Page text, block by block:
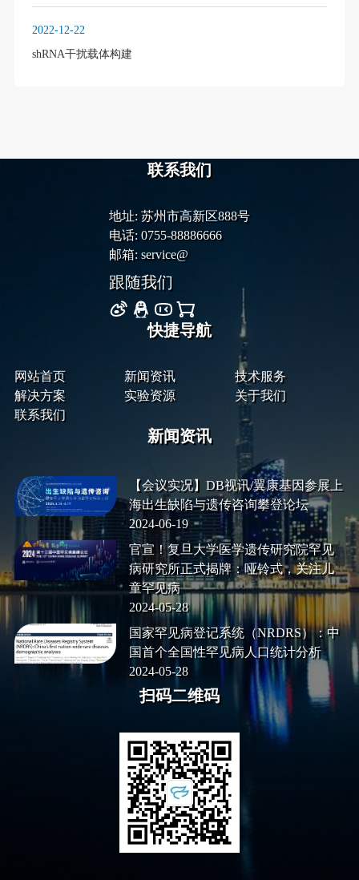
2022-12-22
shRNA干扰载体构建
联系我们
地址: 苏州市高新区888号
电话: 0755-88886666
邮箱: service@
跟随我们
快捷导航
网站首页 新闻资讯
技术服务
解决方案
实验资源
关于我们
联系我们
新闻资讯
【会议实况】DB视讯/翼康基因参展上
海出生缺陷与遗传咨询攀登论坛
2024-06-19
官宣！复旦大学医学遗传研究院罕见
病研究所正式揭牌：哑铃式，关注儿
童罕见病
2024-05-28
国家罕见病登记系统（NRDRS）：中
国首个全国性罕见病人口统计分析
2024-05-28
扫码二维码